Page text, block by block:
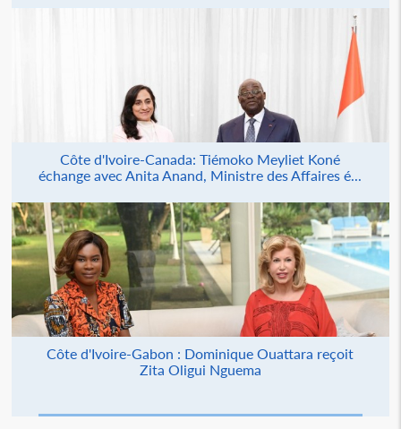
Côte d'Ivoire-Canada: Tiémoko Meyliet Koné
échange avec Anita Anand, Ministre des Affaires é...
Côte d'Ivoire-Gabon : Dominique Ouattara reçoit
Zita Oligui Nguema